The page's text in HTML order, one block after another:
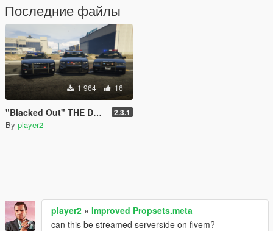
Последние файлы
1 964 16
"Blacked Out" THE Definitive Stealth Police Pack [OIV] 2.3.1
By player2
player2 » Improved Propsets.meta
can this be streamed serverside on fivem?